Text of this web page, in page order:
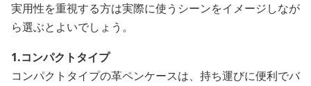
実用性を重視する方は実際に使うシーンをイメージしなが
ら選ぶとよいでしょう。
1.コンパクトタイプ
コンパクトタイプの革ペンケースは、持ち運びに便利でバ